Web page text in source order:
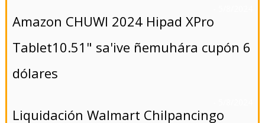
Amazon CHUWI 2024 Hipad XPro
Tablet10.51" sa'ive ñemuhára cupón 6
dólares
Liquidación Walmart Chilpancingo